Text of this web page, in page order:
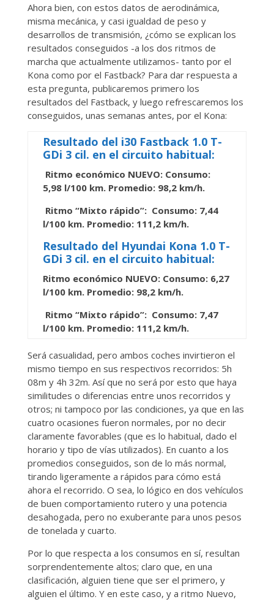
Ahora bien, con estos datos de aerodinámica,
misma mecánica, y casi igualdad de peso y
desarrollos de transmisión, ¿cómo se explican los
resultados conseguidos -a los dos ritmos de
marcha que actualmente utilizamos- tanto por el
Kona como por el Fastback? Para dar respuesta a
esta pregunta, publicaremos primero los
resultados del Fastback, y luego refrescaremos los
conseguidos, unas semanas antes, por el Kona:
Resultado del i30 Fastback 1.0 T-
GDi 3 cil. en el circuito habitual:
Ritmo económico NUEVO: Consumo:
5,98 l/100 km. Promedio: 98,2 km/h.
Ritmo “Mixto rápido”: Consumo: 7,44
l/100 km. Promedio: 111,2 km/h.
Resultado del Hyundai Kona 1.0 T-
GDi 3 cil. en el circuito habitual:
Ritmo económico NUEVO: Consumo: 6,27
l/100 km. Promedio: 98,2 km/h.
Ritmo “Mixto rápido”: Consumo: 7,47
l/100 km. Promedio: 111,2 km/h.
Será casualidad, pero ambos coches invirtieron el
mismo tiempo en sus respectivos recorridos: 5h
08m y 4h 32m. Así que no será por esto que haya
similitudes o diferencias entre unos recorridos y
otros; ni tampoco por las condiciones, ya que en las
cuatro ocasiones fueron normales, por no decir
claramente favorables (que es lo habitual, dado el
horario y tipo de vías utilizados). En cuanto a los
promedios conseguidos, son de lo más normal,
tirando ligeramente a rápidos para cómo está
ahora el recorrido. O sea, lo lógico en dos vehículos
de buen comportamiento rutero y una potencia
desahogada, pero no exuberante para unos pesos
de tonelada y cuarto.
Por lo que respecta a los consumos en sí, resultan
sorprendentemente altos; claro que, en una
clasificación, alguien tiene que ser el primero, y
alguien el último. Y en este caso, y a ritmo Nuevo,